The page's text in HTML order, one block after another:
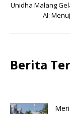
Unidha Malang
AI:
Berita